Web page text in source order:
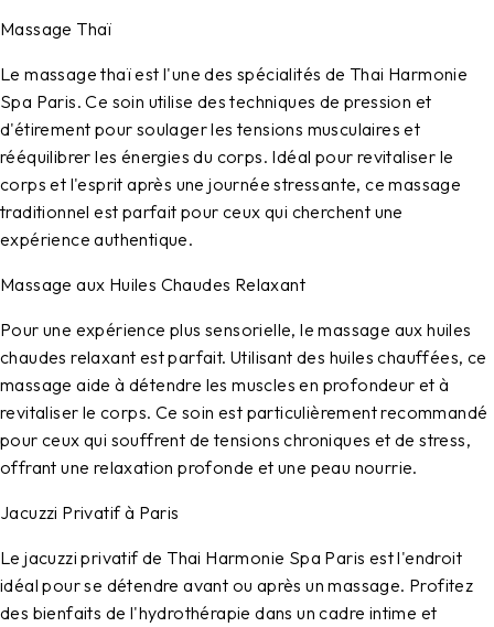
Massage Thaï
Le massage thaï est l'une des spécialités de Thai Harmonie
Spa Paris. Ce soin utilise des techniques de pression et
d'étirement pour soulager les tensions musculaires et
rééquilibrer les énergies du corps. Idéal pour revitaliser le
corps et l'esprit après une journée stressante, ce massage
traditionnel est parfait pour ceux qui cherchent une
expérience authentique.
Massage aux Huiles Chaudes Relaxant
Pour une expérience plus sensorielle, le massage aux huiles
chaudes relaxant est parfait. Utilisant des huiles chauffées, ce
massage aide à détendre les muscles en profondeur et à
revitaliser le corps. Ce soin est particulièrement recommandé
pour ceux qui souffrent de tensions chroniques et de stress,
offrant une relaxation profonde et une peau nourrie.
Jacuzzi Privatif à Paris
Le jacuzzi privatif de Thai Harmonie Spa Paris est l'endroit
idéal pour se détendre avant ou après un massage. Profitez
des bienfaits de l'hydrothérapie dans un cadre intime et